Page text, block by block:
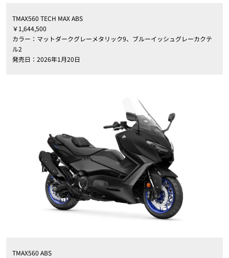
TMAX560 TECH MAX ABS
￥1,644,500
カラー：マットダークグレーメタリック9、ブルーイッシュグレーカクテ
ル2
発売日：2026年1月20日
TMAX560 ABS